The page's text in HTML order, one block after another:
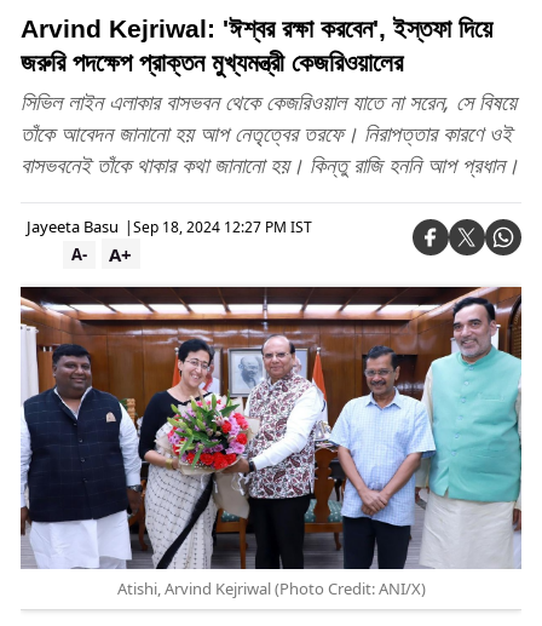
Arvind Kejriwal: 'ঈশ্বর রক্ষা করবেন', ইস্তফা দিয়ে
জরুরি পদক্ষেপ প্রাক্তন মুখ্যমন্ত্রী কেজরিওয়ালের
সিভিল লাইন এলাকার বাসভবন থেকে কেজরিওয়াল যাতে না সরেন, সে বিষয়ে
তাঁকে আবেদন জানানো হয় আপ নেতৃত্বের তরফে। নিরাপত্তার কারণে ওই
বাসভবনেই তাঁকে থাকার কথা জানানো হয়। কিন্তু রাজি হননি আপ প্রধান।
Jayeeta Basu |Sep 18, 2024 12:27 PM IST
A+
A-
Atishi, Arvind Kejriwal (Photo Credit: ANI/X)